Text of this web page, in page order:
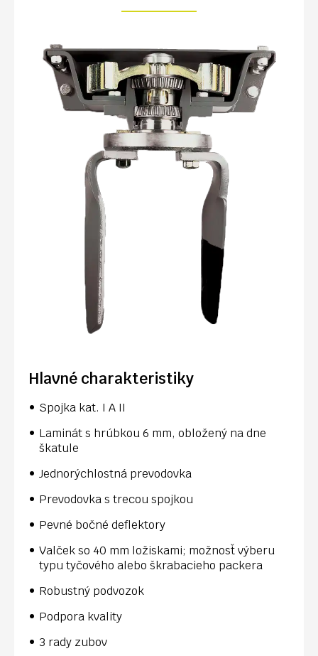
Hlavné charakteristiky
Spojka kat. I A II
Laminát s hrúbkou 6 mm, obložený na dne
škatule
Jednorýchlostná prevodovka
Prevodovka s trecou spojkou
Pevné bočné deflektory
Valček so 40 mm ložiskami; možnosť výberu
typu tyčového alebo škrabacieho packera
Robustný podvozok
Podpora kvality
3 rady zubov